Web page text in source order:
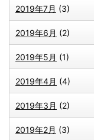
2019年7月 (3)
2019年6月 (2)
2019年5月 (1)
2019年4月 (4)
2019年3月 (2)
2019年2月 (3)